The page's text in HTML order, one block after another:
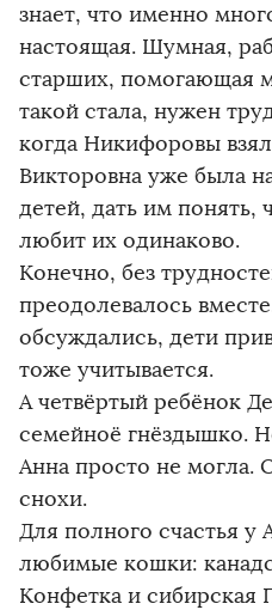
знает, что именно
настоящая. Шумная,
старших, помогающая
такой стала, нужен
когда Никифоровы
Викторовна уже была
детей, дать им понять,
любит их одинаково.
Конечно, без
преодолевалось
обсуждались, дети
тоже учитывается.
А четвёртый ребёнок
семейноё гнёздышко.
Анна просто не могла.
снохи.
Для полного счастья у
любимые кошки:
Конфетка и сибирская